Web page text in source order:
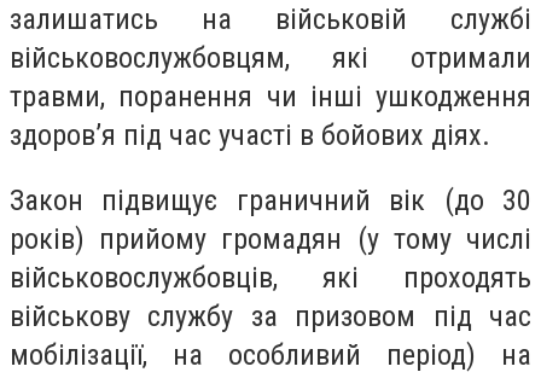
залишатись на військовій службі
військовослужбовцям, які отримали
травми, поранення чи інші ушкодження
здоров’я під час участі в бойових діях.
Закон підвищує граничний вік (до 30
років) прийому громадян (у тому числі
військовослужбовців, які проходять
військову службу за призовом під час
мобілізації, на особливий період) на